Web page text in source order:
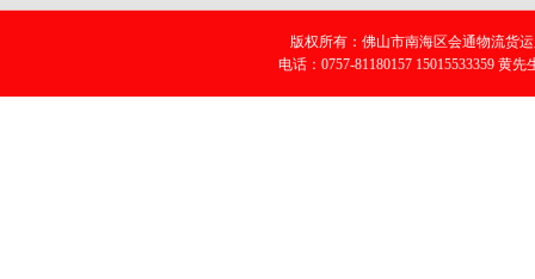
版权所有：佛山市南海区会通物流货
电话：0757-81180157 15015533359 黄